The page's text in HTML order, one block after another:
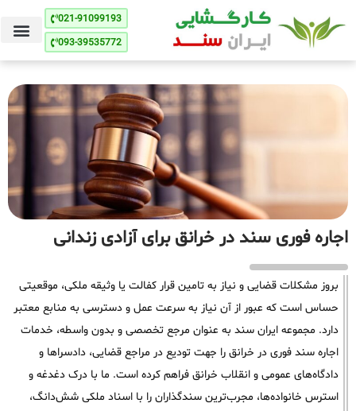
021-91099193
093-39535772
اجاره فوری سند در خرانق برای آزادی زندانی
بروز مشکلات قضایی و نیاز به تامین قرار کفالت یا وثیقه ملکی، موقعیتی
حساس است که عبور از آن نیاز به سرعت عمل و دسترسی به منابع معتبر
دارد. مجموعه ایران سند به عنوان مرجع تخصصی و بدون واسطه، خدمات
اجاره سند فوری در خرانق را جهت تودیع در مراجع قضایی، دادسراها و
دادگاه‌های عمومی و انقلاب خرانق فراهم کرده است. ما با درک دغدغه و
استرس خانواده‌ها، مجرب‌ترین سندگذاران را با اسناد ملکی شش‌دانگ،